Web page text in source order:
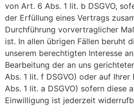
von Art. 6 Abs. 1 lit. b DSGVO,
der Erfüllung eines Vertrags
Durchführung vorvertraglicher
ist. In allen übrigen Fällen beruht
unserem berechtigten Interesse
Bearbeitung der an uns
Abs. 1 lit. f DSGVO) oder auf
Abs. 1 lit. a DSGVO) sofern diese
Einwilligung ist jederzeit